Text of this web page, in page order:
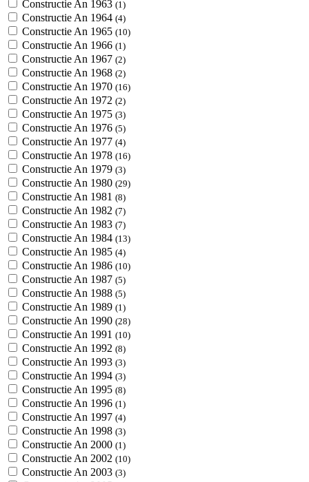
Constructie An 1963 (1)
Constructie An 1964 (4)
Constructie An 1965 (10)
Constructie An 1966 (1)
Constructie An 1967 (2)
Constructie An 1968 (2)
Constructie An 1970 (16)
Constructie An 1972 (2)
Constructie An 1975 (3)
Constructie An 1976 (5)
Constructie An 1977 (4)
Constructie An 1978 (16)
Constructie An 1979 (3)
Constructie An 1980 (29)
Constructie An 1981 (8)
Constructie An 1982 (7)
Constructie An 1983 (7)
Constructie An 1984 (13)
Constructie An 1985 (4)
Constructie An 1986 (10)
Constructie An 1987 (5)
Constructie An 1988 (5)
Constructie An 1989 (1)
Constructie An 1990 (28)
Constructie An 1991 (10)
Constructie An 1992 (8)
Constructie An 1993 (3)
Constructie An 1994 (3)
Constructie An 1995 (8)
Constructie An 1996 (1)
Constructie An 1997 (4)
Constructie An 1998 (3)
Constructie An 2000 (1)
Constructie An 2002 (10)
Constructie An 2003 (3)